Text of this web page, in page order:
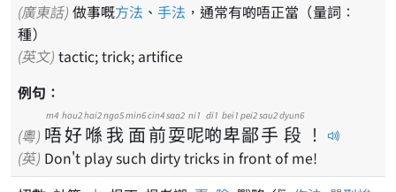
(廣東話) 做事嘅方法 、 手法 ，通常有啲唔正當（量詞：
種）
(英文) tactic; trick; artifice
例句：
(粵) 唔
m4
好
hou2
喺
hai2
我
ngo5
面
min6
前
cin4
耍
saa2
呢
ni1
啲
di1
卑
bei1
鄙
pei2
手
sau2
段
dyun6
！
(英) Don't play such dirty tricks in front of me!